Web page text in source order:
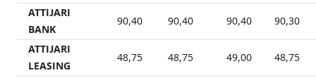
ATTIJARI
BANK
90,40 90,40 90,40 90,30
ATTIJARI
LEASING
48,75 48,75 49,00 48,75